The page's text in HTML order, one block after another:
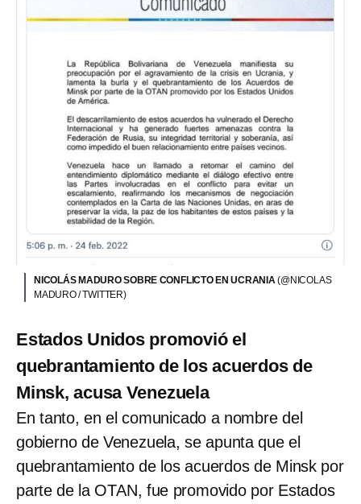
NICOLÁS MADURO SOBRE CONFLICTO EN UCRANIA(@NICOLAS
MADURO / TWITTER)
Estados Unidos promovió el
quebrantamiento de los acuerdos de
Minsk, acusa Venezuela
En tanto, en el comunicado a nombre del
gobierno de Venezuela, se apunta que el
quebrantamiento de los acuerdos de Minsk por
parte de la OTAN, fue promovido por Estados